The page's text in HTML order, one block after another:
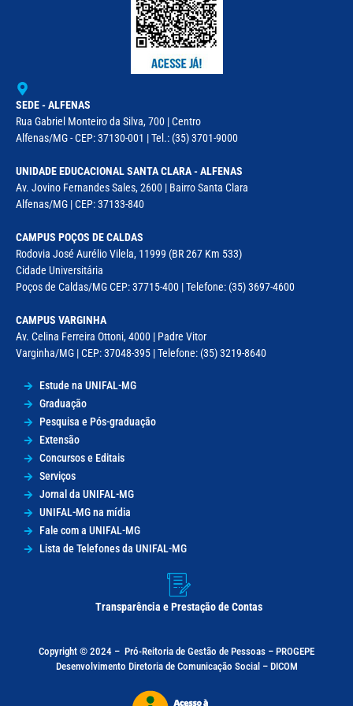
SEDE - ALFENAS
Rua Gabriel Monteiro da Silva, 700 | Centro
Alfenas/MG - CEP: 37130-001 | Tel.: (35) 3701-9000
UNIDADE EDUCACIONAL SANTA CLARA - ALFENAS
Av. Jovino Fernandes Sales, 2600 | Bairro Santa Clara
Alfenas/MG | CEP: 37133-840
CAMPUS POÇOS DE CALDAS
Rodovia José Aurélio Vilela, 11999 (BR 267 Km 533)
Cidade Universitária
Poços de Caldas/MG CEP: 37715-400 | Telefone: (35) 3697-4600
CAMPUS VARGINHA
Av. Celina Ferreira Ottoni, 4000 | Padre Vitor
Varginha/MG | CEP: 37048-395 | Telefone: (35) 3219-8640
Estude na UNIFAL-MG
Graduação
Pesquisa e Pós-graduação
Extensão
Concursos e Editais
Serviços
Jornal da UNIFAL-MG
UNIFAL-MG na mídia
Fale com a UNIFAL-MG
Lista de Telefones da UNIFAL-MG
Transparência e Prestação de Contas
Copyright © 2024 – Pró-Reitoria de Gestão de Pessoas – PROGEPE
Desenvolvimento Diretoria de Comunicação Social – DICOM